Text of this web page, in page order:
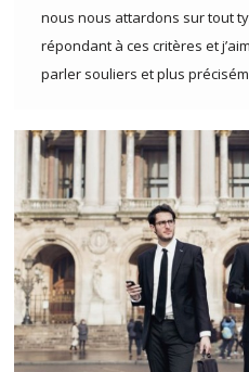
nous nous attardons sur tout
répondant à ces critères et
parler souliers et plus